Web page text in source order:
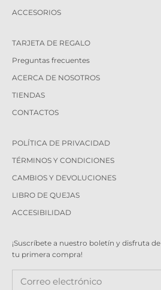
ACCESORIOS
TARJETA DE REGALO
Preguntas frecuentes
ACERCA DE NOSOTROS
TIENDAS
CONTACTOS
POLÍTICA DE PRIVACIDAD
TÉRMINOS Y CONDICIONES
CAMBIOS Y DEVOLUCIONES
LIBRO DE QUEJAS
ACCESIBILIDAD
¡Suscríbete a nuestro boletín y disfruta de
tu primera compra!